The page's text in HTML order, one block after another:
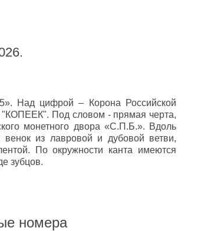
Над цифрой – Корона Российской
Под словом - прямая черта,
монетного двора «С.П.Б.». Вдоль
из лавровой и дубовой ветви,
По окружности канта имеются
зубцов.
номера